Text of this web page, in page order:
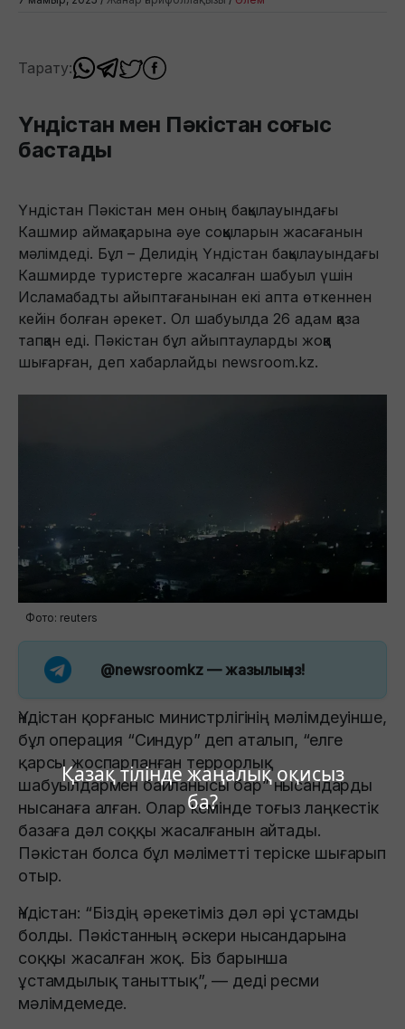
Қазақ тілінде жаңалық оқисыз
ба?
Тарату:
Үндістан мен Пәкістан соғыс
бастады
Үндістан Пәкістан мен оның бақылауындағы
Кашмир аймақтарына әуе соққыларын жасағанын
мәлімдеді. Бұл – Делидің Үндістан бақылауындағы
Кашмирде туристерге жасалған шабуыл үшін
Исламабадты айыптағанынан екі апта өткеннен
кейін болған әрекет. Ол шабуылда 26 адам қаза
тапқан еді. Пәкістан бұл айыптауларды жоққа
шығарған, деп хабарлайды newsroom.kz.
Фото: reuters
@newsroomkz — жазылыңыз!
Үндістан қорғаныс министрлігінің мәлімдеуінше,
бұл операция “Синдур” деп аталып, “елге
қарсы жоспарланған террорлық
шабуылдармен байланысы бар” нысандарды
нысанаға алған. Олар кемінде тоғыз лаңкестік
базаға дәл соққы жасалғанын айтады.
Пәкістан болса бұл мәліметті теріске шығарып
отыр.
Үндістан: “Біздің әрекетіміз дәл әрі ұстамды
болды. Пәкістанның әскери нысандарына
соққы жасалған жоқ. Біз барынша
ұстамдылық таныттық”, — деді ресми
мәлімдемеде.